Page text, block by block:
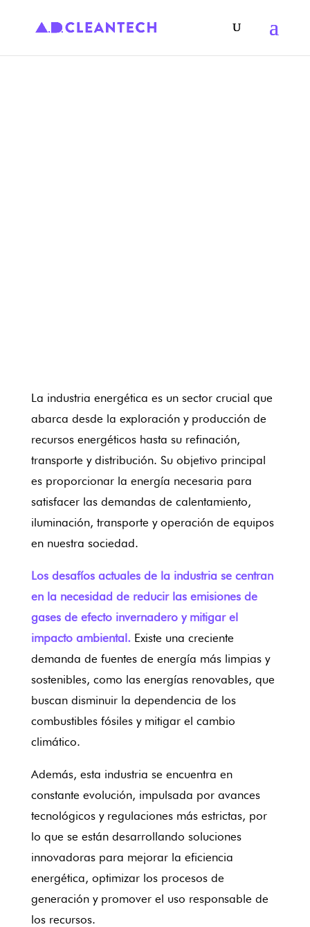
La industria energética es un sector crucial que
abarca desde la exploración y producción de
recursos energéticos hasta su refinación,
transporte y distribución. Su objetivo principal
es proporcionar la energía necesaria para
satisfacer las demandas de calentamiento,
iluminación, transporte y operación de equipos
en nuestra sociedad.
Los desafíos actuales de la industria se centran
en la necesidad de reducir las emisiones de
gases de efecto invernadero y mitigar el
impacto ambiental. Existe una creciente
demanda de fuentes de energía más limpias y
sostenibles, como las energías renovables, que
buscan disminuir la dependencia de los
combustibles fósiles y mitigar el cambio
climático.
Además, esta industria se encuentra en
constante evolución, impulsada por avances
tecnológicos y regulaciones más estrictas, por
lo que se están desarrollando soluciones
innovadoras para mejorar la eficiencia
energética, optimizar los procesos de
generación y promover el uso responsable de
los recursos.